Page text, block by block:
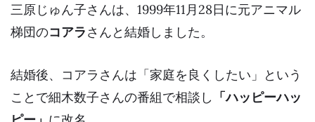
三原じゅん子さんは、1999年11月28日に元アニマル
梯団のコアラさんと結婚しました。
結婚後、コアラさんは「家庭を良くしたい」という
ことで細木数子さんの番組で相談し 「ハッピーハッ